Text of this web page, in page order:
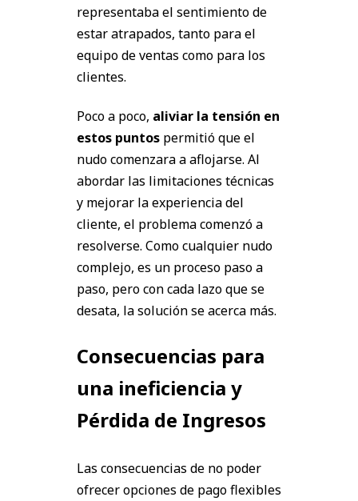
representaba el sentimiento de
estar atrapados, tanto para el
equipo de ventas como para los
clientes.
Poco a poco, aliviar la tensión en
estos puntos permitió que el
nudo comenzara a aflojarse. Al
abordar las limitaciones técnicas
y mejorar la experiencia del
cliente, el problema comenzó a
resolverse. Como cualquier nudo
complejo, es un proceso paso a
paso, pero con cada lazo que se
desata, la solución se acerca más.
Consecuencias para
una ineficiencia y
Pérdida de Ingresos
Las consecuencias de no poder
ofrecer opciones de pago flexibles